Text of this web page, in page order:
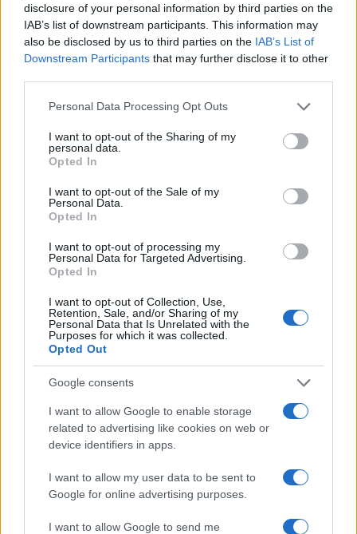
disclosure of your personal information by third parties on the
IAB’s list of downstream participants. This information may
also be disclosed by us to third parties on the IAB’s List of
Downstream Participants that may further disclose it to other
Please note that this website/app uses one or more Google
not limited to your visit or usage behaviour. You may click to
grant or deny consent to Google and its third-party tags to
use your data for below specified purposes in below Google
consent section.
Personal Data Processing Opt Outs
I want to opt-out of the Sharing of my
personal data.
Opted In
I want to opt-out of the Sale of my
Personal Data.
Opted In
I want to opt-out of processing my
Personal Data for Targeted Advertising.
Opted In
I want to opt-out of Collection, Use,
Retention, Sale, and/or Sharing of my
Personal Data that Is Unrelated with the
Purposes for which it was collected.
Opted Out
Google consents
I want to allow Google to enable storage
related to advertising like cookies on web or
device identifiers in apps.
I want to allow my user data to be sent to
Google for online advertising purposes.
I want to allow Google to send me
AUTORE
AiAdhubMedia
Continua a leggere
TELEVISIONE